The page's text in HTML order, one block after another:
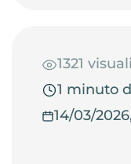
1321
1 minuto
14/03/